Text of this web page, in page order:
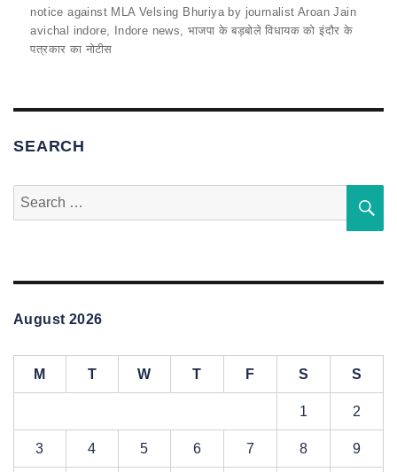
e
b
o
k
s
A
p
l
gr
a
e
notice against MLA Velsing Bhuriya by journalist Aroan Jain
avichal indore, Indore news,भाजपा के बड़बोले विधायक को इंदौर के
पत्रकार का नोटीस
SEARCH
Search
for:
August 2026
M T W T F S S
1 2
3 4 5 6 7 8 9